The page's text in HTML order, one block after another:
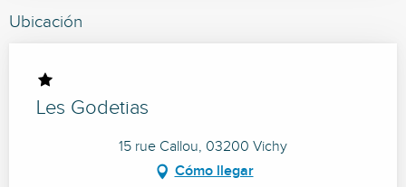
Ubicación
Les Godetias
15 rue Callou, 03200 Vichy
Cómo llegar